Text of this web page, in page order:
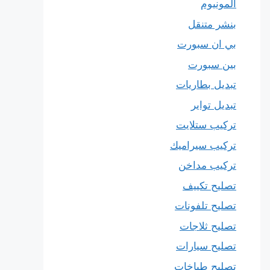
المونيوم
بنشر متنقل
بي ان سبورت
بين سبورت
تبديل بطاريات
تبديل تواير
تركيب ستلايت
تركيب سيراميك
تركيب مداخن
تصليح تكييف
تصليح تلفونات
تصليح ثلاجات
تصليح سيارات
تصليح طباخات